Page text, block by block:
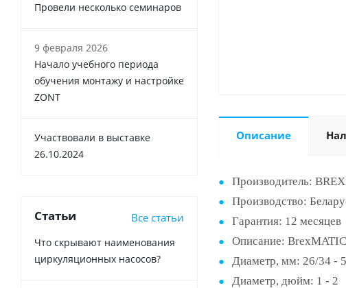
Описание
Производитель:
Производство:
Гарантия: 12 месяцев
Описание:
Диаметр, мм: 26/34 -
Диаметр, дюйм: 1 - 2
Провели несколько семинаров
9 февраля 2026
Начало учебного периода
обучения монтажу и настройке
ZONT
Участвовали в выставке
26.10.2024
Статьи Все статьи
Что скрывают наименования
циркуляционных насосов?